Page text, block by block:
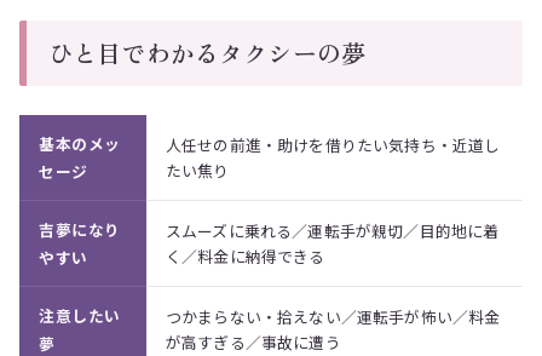
ひと目でわかるタクシーの夢
基本のメッ
セージ
人任せの前進・助けを借りたい気持ち・近道し
たい焦り
吉夢になり
やすい
スムーズに乗れる／運転手が親切／目的地に着
く／料金に納得できる
注意したい
夢
つかまらない・拾えない／運転手が怖い／料金
が高すぎる／事故に遭う